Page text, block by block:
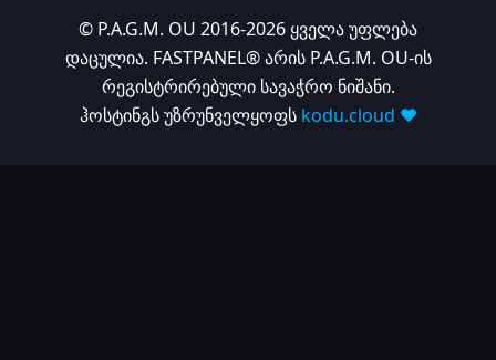
© P.A.G.M. OU 2016-2026 ყველა უფლება
დაცულია. FASTPANEL® არის P.A.G.M. OU-ის
რეგისტრირებული სავაჭრო ნიშანი.
ჰოსტინგს უზრუნველყოფს kodu.cloud ❤️